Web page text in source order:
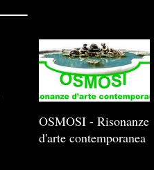
OSMOSI - Risonanze
d'arte contemporanea